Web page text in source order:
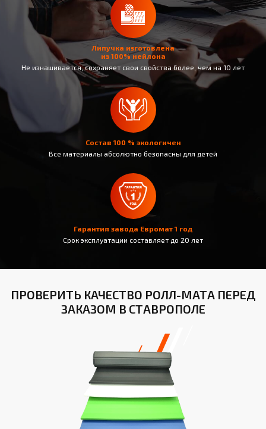
Липучка изготовлена
из 100% нейлона
Не изнашивается, сохраняет свои свойства более, чем на 10 лет
Состав 100 % экологичен
Все материалы абсолютно безопасны для детей
Гарантия завода Евромат 1 год
Срок эксплуатации составляет до 20 лет
ПРОВЕРИТЬ КАЧЕСТВО РОЛЛ-МАТА ПЕРЕД
ЗАКАЗОМ В СТАВРОПОЛЕ